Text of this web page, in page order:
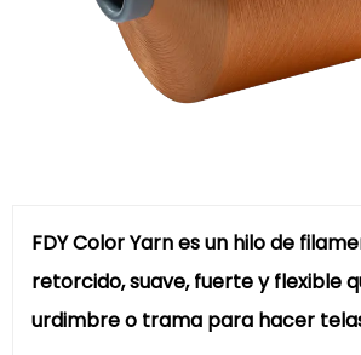
FDY Color Yarn es un hilo de
retorcido, suave, fuerte y flexible
urdimbre o trama para hacer